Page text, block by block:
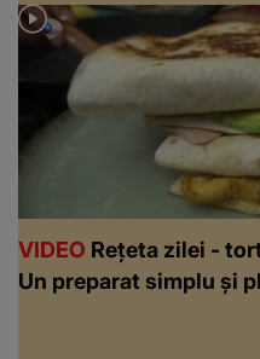
VIDEO Rețeta zilei -
Un preparat simplu și